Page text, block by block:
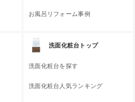
お風呂リフォーム事例
洗面化粧台トップ
洗面化粧台を探す
洗面化粧台人気ランキング